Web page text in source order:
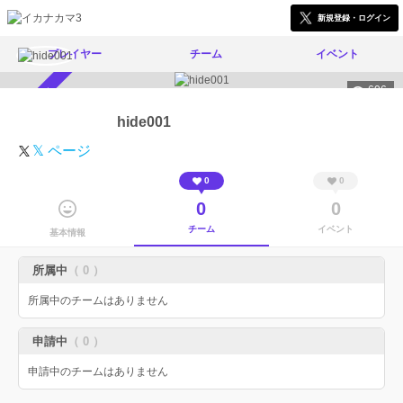
新規登録・ログイン
プレイヤー チーム イベント
606
hide001
𝕏 ページ
基本情報
0
0
チーム
0
0
イベント
所属中 （ 0 ）
所属中のチームはありません
申請中 （ 0 ）
申請中のチームはありません